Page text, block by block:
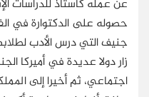
عن عمله كأستاذ للدراسات
حصوله على الدكتوارة في
جنيف التي درس الأدب
زار دولا عديدة في أميركا
اجتماعي، ثم أخيرا إلى